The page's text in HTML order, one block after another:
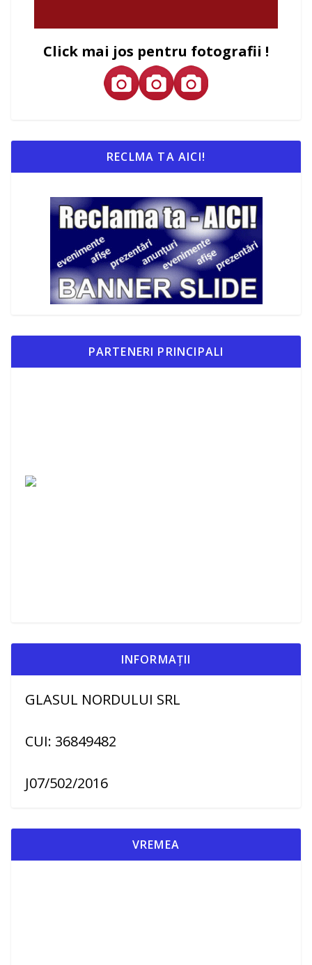
Click mai jos pentru fotografii !
RECLMA TA AICI!
PARTENERI PRINCIPALI
INFORMAȚII
GLASUL NORDULUI SRL
CUI: 36849482
J07/502/2016
VREMEA